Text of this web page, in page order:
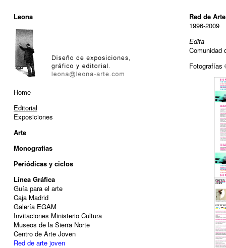
Leona
Home
Editorial
Exposiciones
Arte
Monografías
Periódicas y ciclos
Línea Gráfica
Guía para el arte
Caja Madrid
Galería EGAM
Invitaciones Ministerio Cultura
Museos de la Sierra Norte
Centro de Arte Joven
Red de arte joven
Red de
1996-2009
Edita
Comunidad
Fotografías